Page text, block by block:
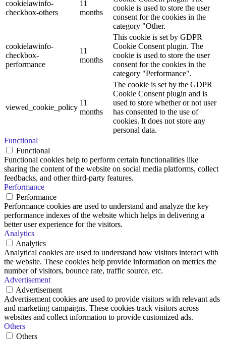
cookielawinfo-
checkbox-others
11
months
cookie is used to store the user
consent for the cookies in the
category "Other.
cookielawinfo-
checkbox-
performance
11
months
This cookie is set by GDPR
Cookie Consent plugin. The
cookie is used to store the user
consent for the cookies in the
category "Performance".
viewed_cookie_policy
11
months
The cookie is set by the GDPR
Cookie Consent plugin and is
used to store whether or not user
has consented to the use of
cookies. It does not store any
personal data.
Functional
Functional
Functional cookies help to perform certain functionalities like
sharing the content of the website on social media platforms, collect
feedbacks, and other third-party features.
Performance
Performance
Performance cookies are used to understand and analyze the key
performance indexes of the website which helps in delivering a
better user experience for the visitors.
Analytics
Analytics
Analytical cookies are used to understand how visitors interact with
the website. These cookies help provide information on metrics the
number of visitors, bounce rate, traffic source, etc.
Advertisement
Advertisement
Advertisement cookies are used to provide visitors with relevant ads
and marketing campaigns. These cookies track visitors across
websites and collect information to provide customized ads.
Others
Others